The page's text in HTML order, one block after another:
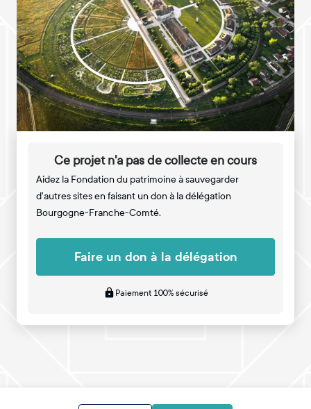
Ce projet n'a pas de collecte en cours
Aidez la Fondation du patrimoine à sauvegarder
d'autres sites en faisant un don à la délégation
Bourgogne-Franche-Comté.
Faire un don à la délégation
Paiement 100% sécurisé